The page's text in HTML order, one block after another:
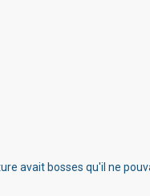
avait bosses qu'il ne